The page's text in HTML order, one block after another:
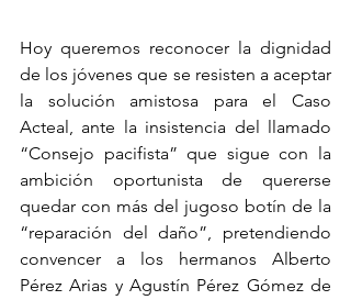
Hoy queremos reconocer la dignidad
de los jóvenes que se resisten a aceptar
la solución amistosa para el Caso
Acteal, ante la insistencia del llamado
“Consejo pacifista” que sigue con la
ambición oportunista de quererse
quedar con más del jugoso botín de la
“reparación del daño”, pretendiendo
convencer a los hermanos Alberto
Pérez Arias y Agustín Pérez Gómez de